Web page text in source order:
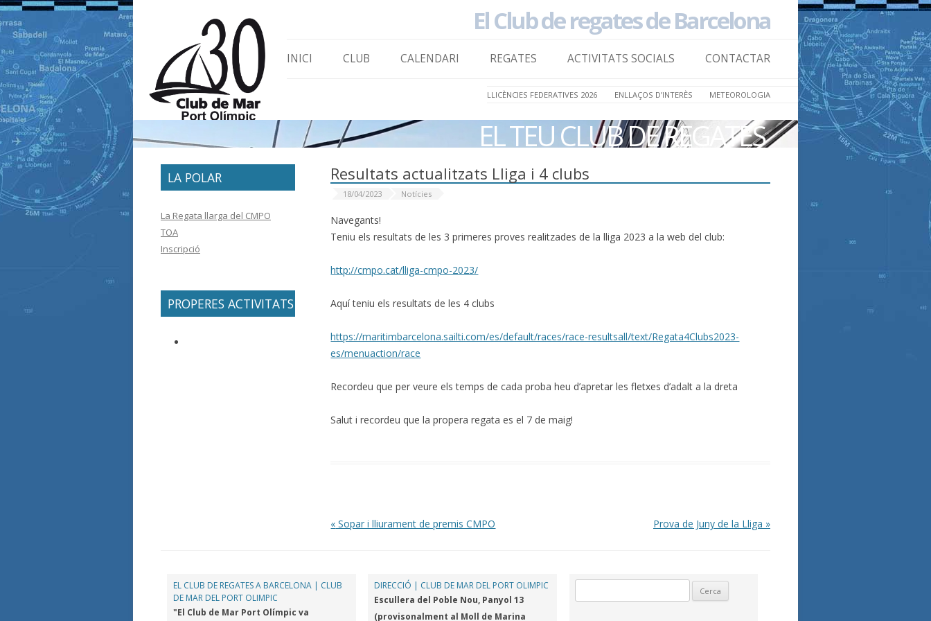
El Club de regates de Barcelona
Skip to
content
INICI CLUB CALENDARI REGATES ACTIVITATS SOCIALS CONTACTAR
LLICÈNCIES FEDERATIVES 2026 ENLLAÇOS D’INTERÈS METEOROLOGIA
EL TEU CLUB DE REGATES
Resultats actualitzats Lliga i 4 clubs
18/04/2023 Notícies
Navegants!
Teniu els resultats de les 3 primeres proves realitzades de la lliga 2023 a la web del club:
http://cmpo.cat/lliga-cmpo-2023/
Aquí teniu els resultats de les 4 clubs
https://maritimbarcelona.sailti.com/es/default/races/race-resultsall/text/Regata4Clubs2023-
es/menuaction/race
Recordeu que per veure els temps de cada proba heu d’apretar les fletxes d’adalt a la dreta
Salut i recordeu que la propera regata es el 7 de maig!
Post navigation
« Sopar i lliurament de premis CMPO Prova de Juny de la Lliga »
LA POLAR
La Regata llarga del CMPO
TOA
Inscripció
PROPERES ACTIVITATS
EL CLUB DE REGATES A BARCELONA | CLUB
DE MAR DEL PORT OLIMPIC
"El Club de Mar Port Olímpic va
DIRECCIÓ | CLUB DE MAR DEL PORT OLIMPIC
Escullera del Poble Nou, Panyol 13
(provisonalment al Moll de Marina